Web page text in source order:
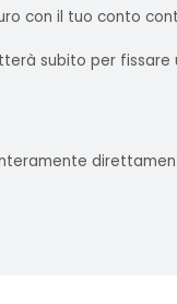
con il tuo conto
subito per